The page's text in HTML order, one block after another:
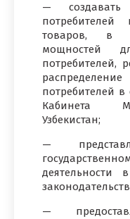
—
товаров, в
мощностей
потребителей,
потребителей
Кабинета
Узбекистан;
—
деятельности
—